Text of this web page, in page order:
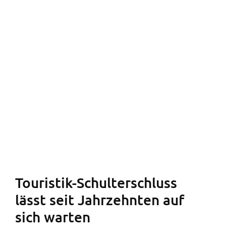
Touristik-Schulterschluss
lässt seit Jahrzehnten auf
sich warten